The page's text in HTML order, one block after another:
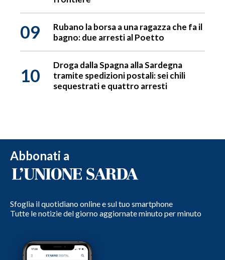
09
Rubano la borsa a una ragazza che fa il
bagno: due arresti al Poetto
10
Droga dalla Spagna alla Sardegna
tramite spedizioni postali: sei chili
sequestrati e quattro arresti
Abbonati a
Sfoglia il quotidiano online e sul tuo smartphone
Tutte le notizie del giorno aggiornate minuto per minuto